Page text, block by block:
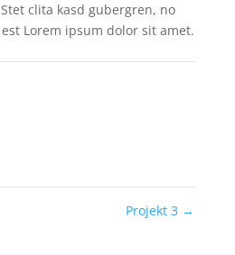
clita kasd gubergren, no
Lorem ipsum dolor sit amet.
Projekt 3 →